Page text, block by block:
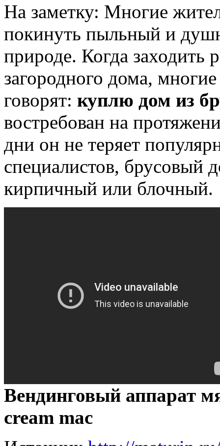
На заметку: Многие
покинуть пыльный и
природе. Когда заходить
загородного дома,
говорят: куплю дом из
востребован на
дни он не теряет
специалистов, брусовый
кирпичный или блочный.
Вендинговый аппарат
cream mac